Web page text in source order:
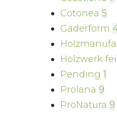
Cotonea 5
Gaderform
Holzwerk
Pending 1
Prolana 9
ProNatura 9